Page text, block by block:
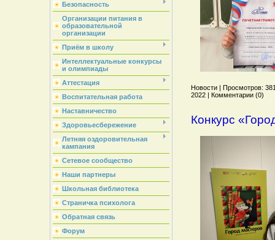
Безопасность
Организации питания в
образовательной
организации
Приём в школу
Интеллектуальные конкурсы
и олимпиады
Аттестация
Воспитательная работа
Наставничество
Здоровьесбережение
Летняя оздоровительная
кампания
Сетевое сообщество
Наши партнеры
Школьная библиотека
Страничка психолога
Обратная связь
Форум
Новости | Просмотров:
2022 | Комментарии (0)
Конкурс